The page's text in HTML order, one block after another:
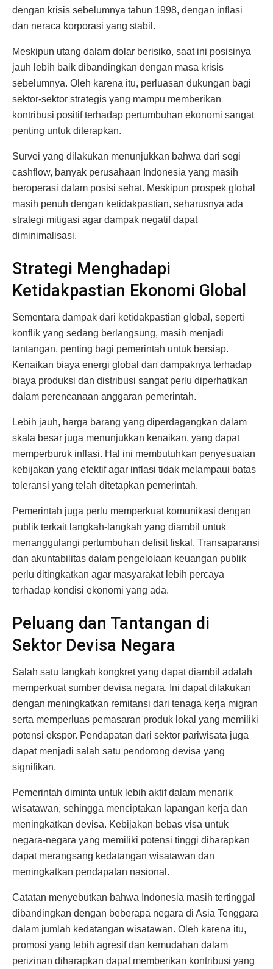
dengan krisis sebelumnya tahun 1998, dengan inflasi
dan neraca korporasi yang stabil.
Meskipun utang dalam dolar berisiko, saat ini posisinya
jauh lebih baik dibandingkan dengan masa krisis
sebelumnya. Oleh karena itu, perluasan dukungan bagi
sektor-sektor strategis yang mampu memberikan
kontribusi positif terhadap pertumbuhan ekonomi sangat
penting untuk diterapkan.
Survei yang dilakukan menunjukkan bahwa dari segi
cashflow, banyak perusahaan Indonesia yang masih
beroperasi dalam posisi sehat. Meskipun prospek global
masih penuh dengan ketidakpastian, seharusnya ada
strategi mitigasi agar dampak negatif dapat
diminimalisasi.
Strategi Menghadapi
Ketidakpastian Ekonomi Global
Sementara dampak dari ketidakpastian global, seperti
konflik yang sedang berlangsung, masih menjadi
tantangan, penting bagi pemerintah untuk bersiap.
Kenaikan biaya energi global dan dampaknya terhadap
biaya produksi dan distribusi sangat perlu diperhatikan
dalam perencanaan anggaran pemerintah.
Lebih jauh, harga barang yang diperdagangkan dalam
skala besar juga menunjukkan kenaikan, yang dapat
memperburuk inflasi. Hal ini membutuhkan penyesuaian
kebijakan yang efektif agar inflasi tidak melampaui batas
toleransi yang telah ditetapkan pemerintah.
Pemerintah juga perlu memperkuat komunikasi dengan
publik terkait langkah-langkah yang diambil untuk
menanggulangi pertumbuhan defisit fiskal. Transaparansi
dan akuntabilitas dalam pengelolaan keuangan publik
perlu ditingkatkan agar masyarakat lebih percaya
terhadap kondisi ekonomi yang ada.
Peluang dan Tantangan di
Sektor Devisa Negara
Salah satu langkah kongkret yang dapat diambil adalah
memperkuat sumber devisa negara. Ini dapat dilakukan
dengan meningkatkan remitansi dari tenaga kerja migran
serta memperluas pemasaran produk lokal yang memiliki
potensi ekspor. Pendapatan dari sektor pariwisata juga
dapat menjadi salah satu pendorong devisa yang
signifikan.
Pemerintah diminta untuk lebih aktif dalam menarik
wisatawan, sehingga menciptakan lapangan kerja dan
meningkatkan devisa. Kebijakan bebas visa untuk
negara-negara yang memiliki potensi tinggi diharapkan
dapat merangsang kedatangan wisatawan dan
meningkatkan pendapatan nasional.
Catatan menyebutkan bahwa Indonesia masih tertinggal
dibandingkan dengan beberapa negara di Asia Tenggara
dalam jumlah kedatangan wisatawan. Oleh karena itu,
promosi yang lebih agresif dan kemudahan dalam
perizinan diharapkan dapat memberikan kontribusi yang